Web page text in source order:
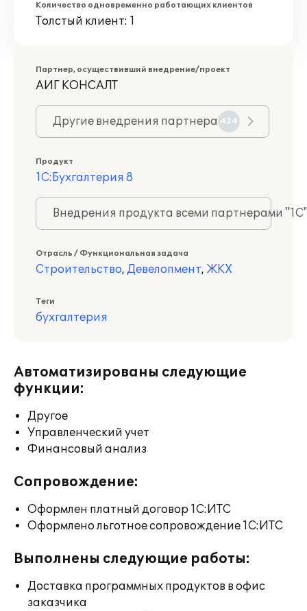
Количество одновременно работающих клиентов
Толстый клиент: 1
Партнер, осуществивший внедрение/проект
АИГ КОНСАЛТ
Другие внедрения партнера 424
Продукт
1С:Бухгалтерия 8
Внедрения продукта всеми партнерами
Отрасль / Функциональная задача
Строительство, Девелопмент, ЖКХ
Теги
бухгалтерия
Автоматизированы следующие
функции:
Другое
Управленческий учет
Финансовый анализ
Сопровождение:
Оформлен платный договор 1С:ИТС
Оформлено льготное сопровождение 1С:ИТС
Выполнены следующие работы:
Доставка программных продуктов в офис
заказчика